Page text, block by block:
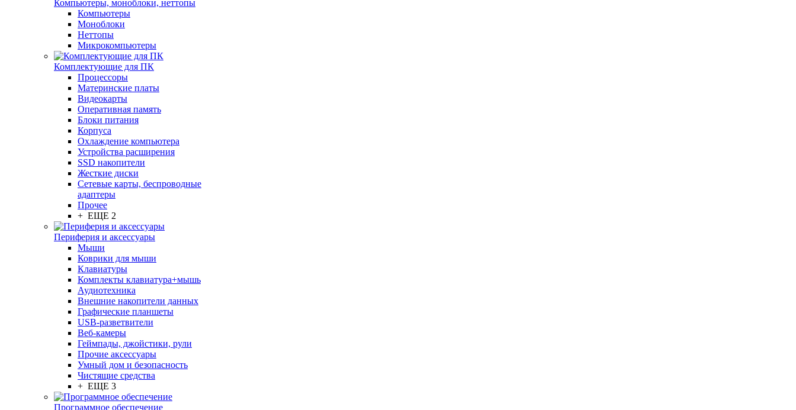
Компьютеры, моноблоки, неттопы
Компьютеры
Моноблоки
Неттопы
Микрокомпьютеры
Комплектующие для ПК
Процессоры
Материнские платы
Видеокарты
Оперативная память
Блоки питания
Корпуса
Охлаждение компьютера
Устройства расширения
SSD накопители
Жесткие диски
Сетевые карты, беспроводные
адаптеры
Прочее
+ ЕЩЕ 2
Периферия и аксессуары
Мыши
Коврики для мыши
Клавиатуры
Комплекты клавиатура+мышь
Аудиотехника
Внешние накопители данных
Графические планшеты
USB-разветвители
Веб-камеры
Геймпады, джойстики, рули
Прочие аксессуары
Умный дом и безопасность
Чистящие средства
+ ЕЩЕ 3
Программное обеспечение